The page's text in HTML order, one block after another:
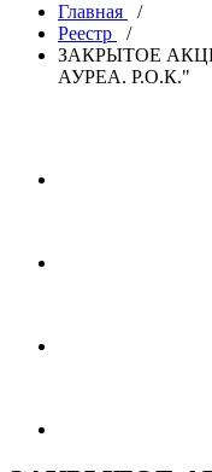
Главная
/
Реестр
/
ЗАКРЫТОЕ
АУРЕА. Р.О.К."